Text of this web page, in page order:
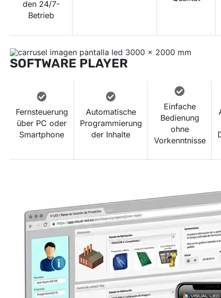
den 24/7-
Betrieb
SOFTWARE PLAYER
Fernsteuerung
über PC oder
Smartphone
Automatische
Programmierung
der Inhalte
Einfache
Bedienung
ohne
Vorkenntnisse